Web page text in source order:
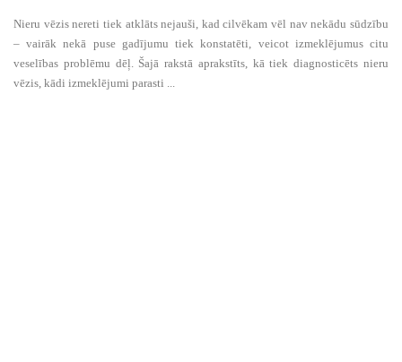
Nieru vēzis nereti tiek atklāts nejauši, kad cilvēkam vēl nav nekādu sūdzību
– vairāk nekā puse gadījumu tiek konstatēti, veicot izmeklējumus citu
veselības problēmu dēļ. Šajā rakstā aprakstīts, kā tiek diagnosticēts nieru
vēzis, kādi izmeklējumi parasti ...